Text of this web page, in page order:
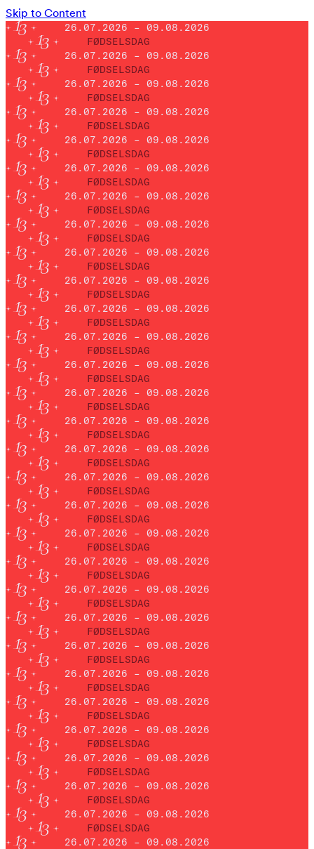
Skip to Content
26.07.2026 – 09.08.2026
FØDSELSDAG
26.07.2026 – 09.08.2026
FØDSELSDAG
26.07.2026 – 09.08.2026
FØDSELSDAG
26.07.2026 – 09.08.2026
FØDSELSDAG
26.07.2026 – 09.08.2026
FØDSELSDAG
26.07.2026 – 09.08.2026
FØDSELSDAG
26.07.2026 – 09.08.2026
FØDSELSDAG
26.07.2026 – 09.08.2026
FØDSELSDAG
26.07.2026 – 09.08.2026
FØDSELSDAG
26.07.2026 – 09.08.2026
FØDSELSDAG
26.07.2026 – 09.08.2026
FØDSELSDAG
26.07.2026 – 09.08.2026
FØDSELSDAG
26.07.2026 – 09.08.2026
FØDSELSDAG
26.07.2026 – 09.08.2026
FØDSELSDAG
26.07.2026 – 09.08.2026
FØDSELSDAG
26.07.2026 – 09.08.2026
FØDSELSDAG
26.07.2026 – 09.08.2026
FØDSELSDAG
26.07.2026 – 09.08.2026
FØDSELSDAG
26.07.2026 – 09.08.2026
FØDSELSDAG
26.07.2026 – 09.08.2026
FØDSELSDAG
26.07.2026 – 09.08.2026
FØDSELSDAG
26.07.2026 – 09.08.2026
FØDSELSDAG
26.07.2026 – 09.08.2026
FØDSELSDAG
26.07.2026 – 09.08.2026
FØDSELSDAG
26.07.2026 – 09.08.2026
FØDSELSDAG
26.07.2026 – 09.08.2026
FØDSELSDAG
26.07.2026 – 09.08.2026
FØDSELSDAG
26.07.2026 – 09.08.2026
FØDSELSDAG
26.07.2026 – 09.08.2026
FØDSELSDAG
26.07.2026 – 09.08.2026